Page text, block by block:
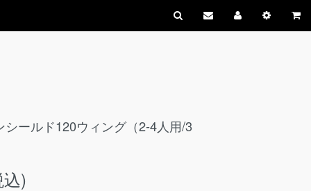
ールド120ウィング（2-4人用/3
)